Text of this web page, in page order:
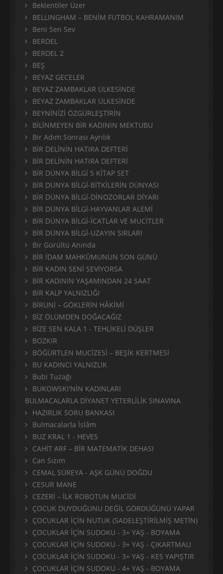
Beklentiler Üzer
BELLINGHAM – BENİM FUTBOL KAHRAMANIM
Beni Sen Sev
BERDEL
BERDEL 2
BEŞ
BEYAZ GECELER
BEYAZ ZAMBAKLAR ÜLKESİNDE
BEYAZ ZAMBAKLAR ÜLKESİNDE
BEYNİNİZİ ÖZGÜRLEŞTİRİN
BİLİNMEYEN BİR KADININ MEKTUBU
Bir Adım Sonrası Ayrılık
BİR DELİNİN HATIRA DEFTERİ
BİR DELİNİN HATIRA DEFTERİ
BİR DÜNYA BİLGİ 5 KİTAP SET
BİR DÜNYA BİLGİ-BİTKİLERİN DÜNYASI
BİR DÜNYA BİLGİ-DİNOZORLAR DİYARI
BİR DÜNYA BİLGİ-HAYVANLAR ALEMİ
BİR DÜNYA BİLGİ-İCATLAR VE MUCİTLER
BİR DÜNYA BİLGİ-UZAYIN SIRLARI
Bir Gürültü Anında
BİR İDAM MAHKÛMUNUN SON GÜNÜ
BİR KADIN SENİ SEVİYORSA
BİR KADININ YAŞAMINDAN 24 SAAT
BİR KALP YALNIZLIĞI
BİRUNİ – GÖKLERİN HÂKİMİ
BİZ ÖLÜMDEN DOĞACAĞIZ
BİZE SEN KALA 1 - TEHLİKELİ DÜŞLER
BOZKIR
BÖĞÜRTLEN MUCİZESİ – BEŞİK KERTMESİ
BU KADINCI YALNIZLIK
Bubi Tuzağı
BUKOWSKI'NİN KADINLARI
BULMACALARLA DİYANET YETERLİLİK SINAVINA
HAZIRLIK SORU BANKASI
Bulmacalarla İslâm
BUZ KRAL 1 - HEVES
CAHİT ARF – BİR MATEMATİK DEHASI
Can Sızım
CEMAL SÜREYA - AŞK GÜNÜ DOĞDU
CESUR MANE
CEZERİ – İLK ROBOTUN MUCİDİ
ÇOCUK DUYDUĞUNU DEĞİL GÖRDÜĞÜNÜ YAPAR
ÇOCUKLAR İÇİN NUTUK (SADELEŞTİRİLMİŞ METİN)
ÇOCUKLAR İÇİN SUDOKU - 3+ YAŞ - BOYAMA
ÇOCUKLAR İÇİN SUDOKU - 3+ YAŞ - ÇIKARTMALI
ÇOCUKLAR İÇİN SUDOKU - 3+ YAŞ - KES YAPIŞTIR
ÇOCUKLAR İÇİN SUDOKU - 4+ YAŞ - BOYAMA